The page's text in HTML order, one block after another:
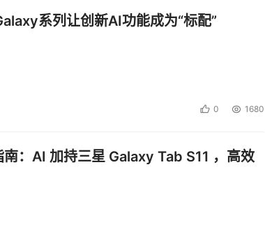
也能使用这种技术进行大脑模式测试，这可能成为
息，如自闭症。
围内的移动通信设备销量可望达到56亿，这意味着
，手机成本越来越低，价格随之下降，到时人们只
系列让创新AI功能成为“标配”
0 1680
：AI 加持三星 Galaxy Tab S11 ，高效